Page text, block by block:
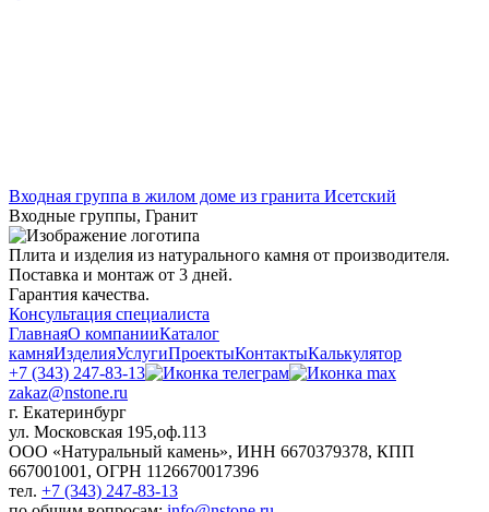
Входная группа в жилом доме из гранита Исетский
Входные группы, Гранит
Плита и изделия из натурального камня от производителя.
Поставка и монтаж от 3 дней.
Гарантия качества.
Консультация специалиста
ГлавнаяО компанииКаталог
камняИзделияУслугиПроектыКонтактыКалькулятор
+7 (343) 247-83-13
zakaz@nstone.ru
г. Екатеринбург
ул. Московская 195,оф.113
ООО «Натуральный камень», ИНН 6670379378, КПП
667001001, ОГРН 1126670017396
тел. +7 (343) 247-83-13